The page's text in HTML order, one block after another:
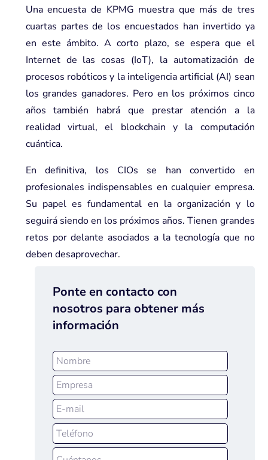
Una encuesta de KPMG muestra que más de tres
cuartas partes de los encuestados han invertido ya
en este ámbito. A corto plazo, se espera que el
Internet de las cosas (IoT), la automatización de
procesos robóticos y la inteligencia artificial (AI) sean
los grandes ganadores. Pero en los próximos cinco
años también habrá que prestar atención a la
realidad virtual, el blockchain y la computación
cuántica.
En definitiva, los CIOs se han convertido en
profesionales indispensables en cualquier empresa.
Su papel es fundamental en la organización y lo
seguirá siendo en los próximos años. Tienen grandes
retos por delante asociados a la tecnología que no
deben desaprovechar.
Ponte en contacto con
nosotros para obtener más
información